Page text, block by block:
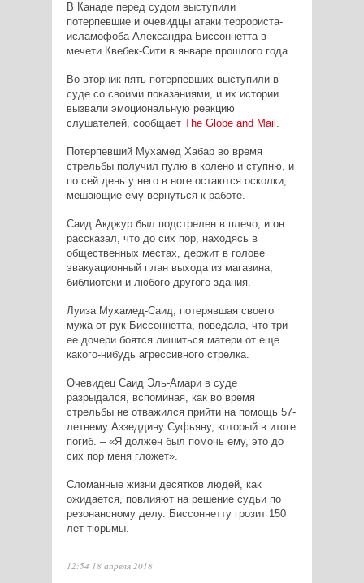
В Канаде перед судом выступили
потерпевшие и очевидцы атаки террориста-
исламофоба Александра Биссоннетта в
мечети Квебек-Сити в январе прошлого года.
Во вторник пять потерпевших выступили в
суде со своими показаниями, и их истории
вызвали эмоциональную реакцию
слушателей, сообщает The Globe and Mail
Потерпевший Мухамед Хабар во время
стрельбы получил пулю в колено и ступню, и
по сей день у него в ноге остаются осколки,
мешающие ему вернуться к работе.
Саид Акджур был подстрелен в плечо, и он
рассказал, что до сих пор, находясь в
общественных местах, держит в голове
эвакуационный план выхода из магазина,
библиотеки и любого другого здания.
Луиза Мухамед-Саид, потерявшая своего
мужа от рук Биссоннетта, поведала, что три
ее дочери боятся лишиться матери от еще
какого-нибудь агрессивного стрелка.
Очевидец Саид Эль-Амари в суде
разрыдался, вспоминая, как во время
стрельбы не отважился прийти на помощь 57-
летнему Аззеддину Суфьяну, который в итоге
погиб. – «Я должен был помочь ему, это до
сих пор меня гложет».
Сломанные жизни десятков людей, как
ожидается, повлияют на решение судьи по
резонансному делу. Биссоннетту грозит 150
лет тюрьмы.
12:54 18 апреля 2018